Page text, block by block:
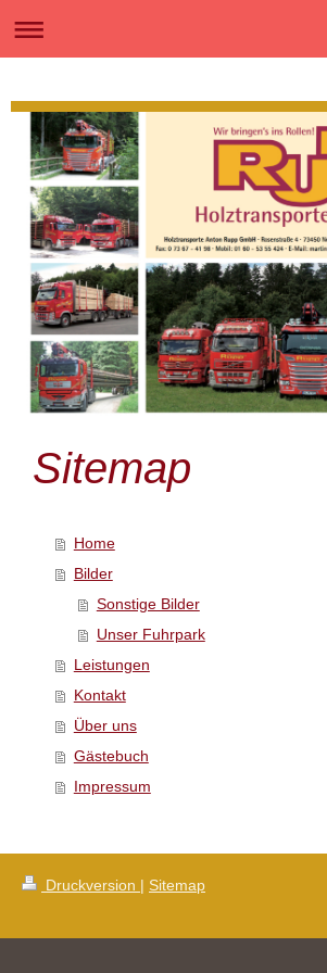
Sitemap
Home
Bilder
Sonstige Bilder
Unser Fuhrpark
Leistungen
Kontakt
Über uns
Gästebuch
Impressum
Druckversion | Sitemap